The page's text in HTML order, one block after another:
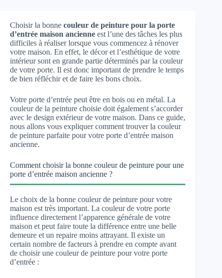
Choisir la bonne couleur de peinture pour la porte
d’entrée maison ancienne est l’une des tâches les plus
difficiles à réaliser lorsque vous commencez à rénover
votre maison. En effet, le décor et l’esthétique de votre
intérieur sont en grande partie déterminés par la couleur
de votre porte. Il est donc important de prendre le temps
de bien réfléchir et de faire les bons choix.
Votre porte d’entrée peut être en bois ou en métal. La
couleur de la peinture choisie doit également s’accorder
avec le design extérieur de votre maison. Dans ce guide,
nous allons vous expliquer comment trouver la couleur
de peinture parfaite pour votre porte d’entrée maison
ancienne.
Comment choisir la bonne couleur de peinture pour une
porte d’entrée maison ancienne ?
Le choix de la bonne couleur de peinture pour votre
maison est très important. La couleur de votre porte
influence directement l’apparence générale de votre
maison et peut faire toute la différence entre une belle
demeure et un repaire moins attrayant. Il existe un
certain nombre de facteurs à prendre en compte avant
de choisir une couleur de peinture pour votre porte
d’entrée :